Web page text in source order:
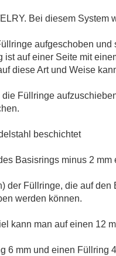
Bei diesem System
aufgeschoben und
ist auf einer Seite mit
diese Art und Weise
die Füllringe
beschichtet
Basisrings minus 2 mm
der Füllringe, die auf den
werden können.
kann man auf einen 12
6 mm und einen Füllring